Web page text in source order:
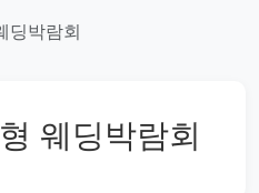
딩박람회
웨딩박람회